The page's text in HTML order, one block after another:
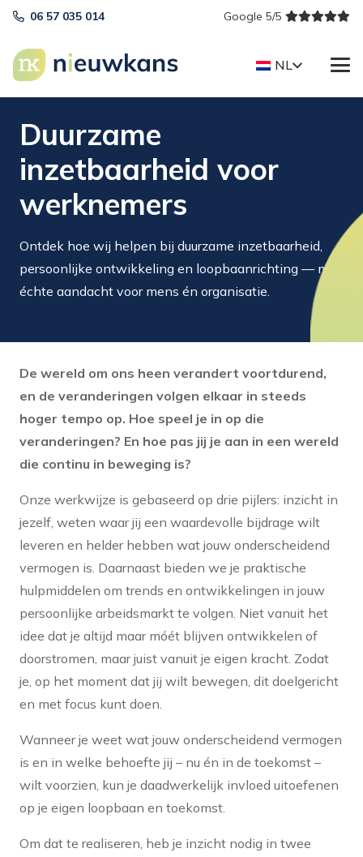
06 57 035 014 Google 5/5
NL
Duurzame
inzetbaarheid voor
werknemers
Ontdek hoe wij helpen bij duurzame inzetbaarheid,
persoonlijke ontwikkeling en loopbaanrichting — met
échte aandacht voor mens én organisatie.
De wereld om ons heen verandert voortdurend,
en de veranderingen volgen elkaar in steeds
hoger tempo op. Hoe speel je in op die
veranderingen? En hoe pas jij je aan in een wereld
die continu in beweging is?
Onze werkwijze is gebaseerd op drie pijlers: inzicht in
jezelf, weten waar jij een waardevolle bijdrage wilt
leveren en helder hebben wat jouw onderscheidend
vermogen is. Daarnaast bieden we je praktische
hulpmiddelen om trends en ontwikkelingen in jouw
persoonlijke arbeidsmarkt te volgen. Niet vanuit het
idee dat je altijd maar móét blijven ontwikkelen of
doorstromen, maar juist vanuit je eigen kracht. Zodat
je, op het moment dat jij wilt bewegen, dit doelgericht
en met focus kunt doen.
Wanneer je weet wat jouw onderscheidend vermogen
is en in welke behoefte jij – nu én in de toekomst –
wilt voorzien, kun je daadwerkelijk invloed uitoefenen
op je eigen loopbaan en toekomst.
Om dat te realiseren, heb je inzicht nodig in twee